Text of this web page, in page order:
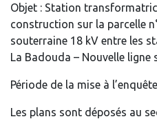
Objet : Station
construction sur la parcelle
souterraine 18 kV entre les
La Badouda – Nouvelle ligne
Période de la mise à
Les plans sont déposés au